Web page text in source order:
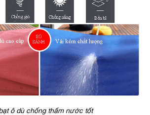
ô dù chống thấm nước tốt